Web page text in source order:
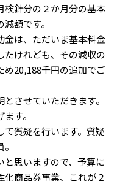
検針分の２か月分の基本
額です。
は、ただいま基本料金
たけれども、その減収の
め20,188千円の追加でご
させていただきます。
す。
質疑を行います。質疑
思いますので、予算に
商品券事業、これが２